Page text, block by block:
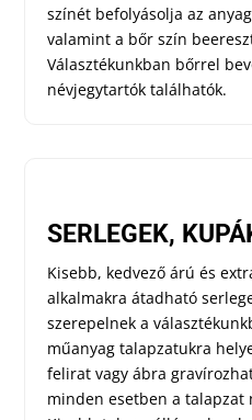
színét befolyásolja az
valamint a bőr szín
Választékunkban bőrrel
névjegytartók találhatók.
SERLEGEK,
Kisebb, kedvező árú és
alkalmakra átadható
szerepelnek a
műanyag talapzatukra
felirat vagy ábra
minden esetben a talapzat